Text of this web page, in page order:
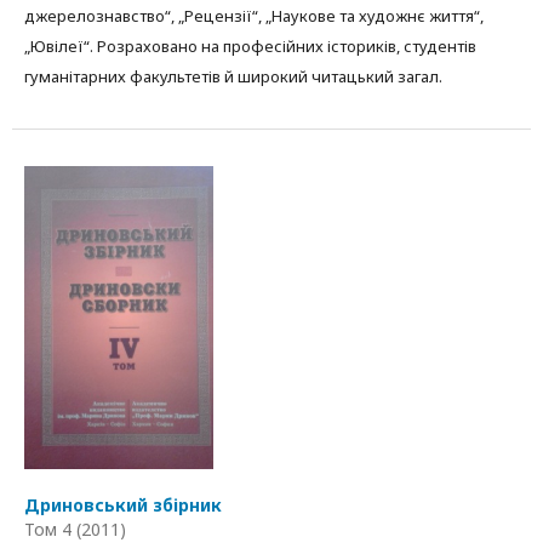
джерелознавство“, „Рецензії“, „Наукове та художнє життя“,
„Ювілеї“. Розраховано на професійних істориків, студентів
гуманітарних факультетів й широкий читацький загал.
Дриновський збірник
Том 4 (2011)